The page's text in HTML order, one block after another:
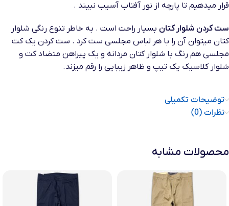
قرار میدهیم تا پارچه از نور آفتاب آسیب نبیند .
ست کردن شلوار کتان بسیار راحت است . به خاطر تنوع رنگی شلوار
کتان میتوان آن را با هر لباس مجلسی ست کرد . ست کردن یک کت
مجلسی هم رنگ با شلوار کتان مردانه و یک پیراهن متضاد کت و
شلوار کلاسیک یک تیپ و ظاهر زیبایی را رقم میزند.
توضیحات تکمیلی
نظرات (0)
محصولات مشابه